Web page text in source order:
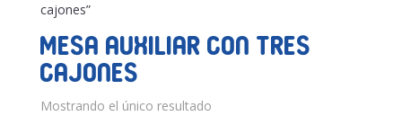
cajones”
Mesa auxiliar con tres
cajones
Mostrando el único resultado